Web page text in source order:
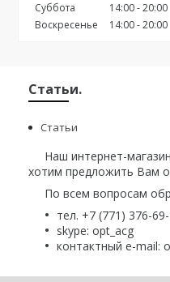
Суббота
14:00 20:00
Воскресенье
14:00 20:00
Статьи.
Статьи
Наш интернет-магазин
хотим предложить Вам
По всем вопросам
тел. +7 (771) 376-
skype: opt_acg
контактный e-mail: